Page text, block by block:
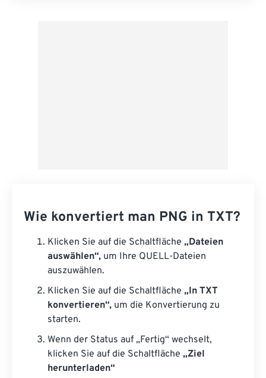
Wie konvertiert man PNG in TXT?
Klicken Sie auf die Schaltfläche „Dateien
auswählen“, um Ihre QUELL-Dateien
auszuwählen.
Klicken Sie auf die Schaltfläche „In TXT
konvertieren“, um die Konvertierung zu
starten.
Wenn der Status auf „Fertig“ wechselt,
klicken Sie auf die Schaltfläche „Ziel
herunterladen“